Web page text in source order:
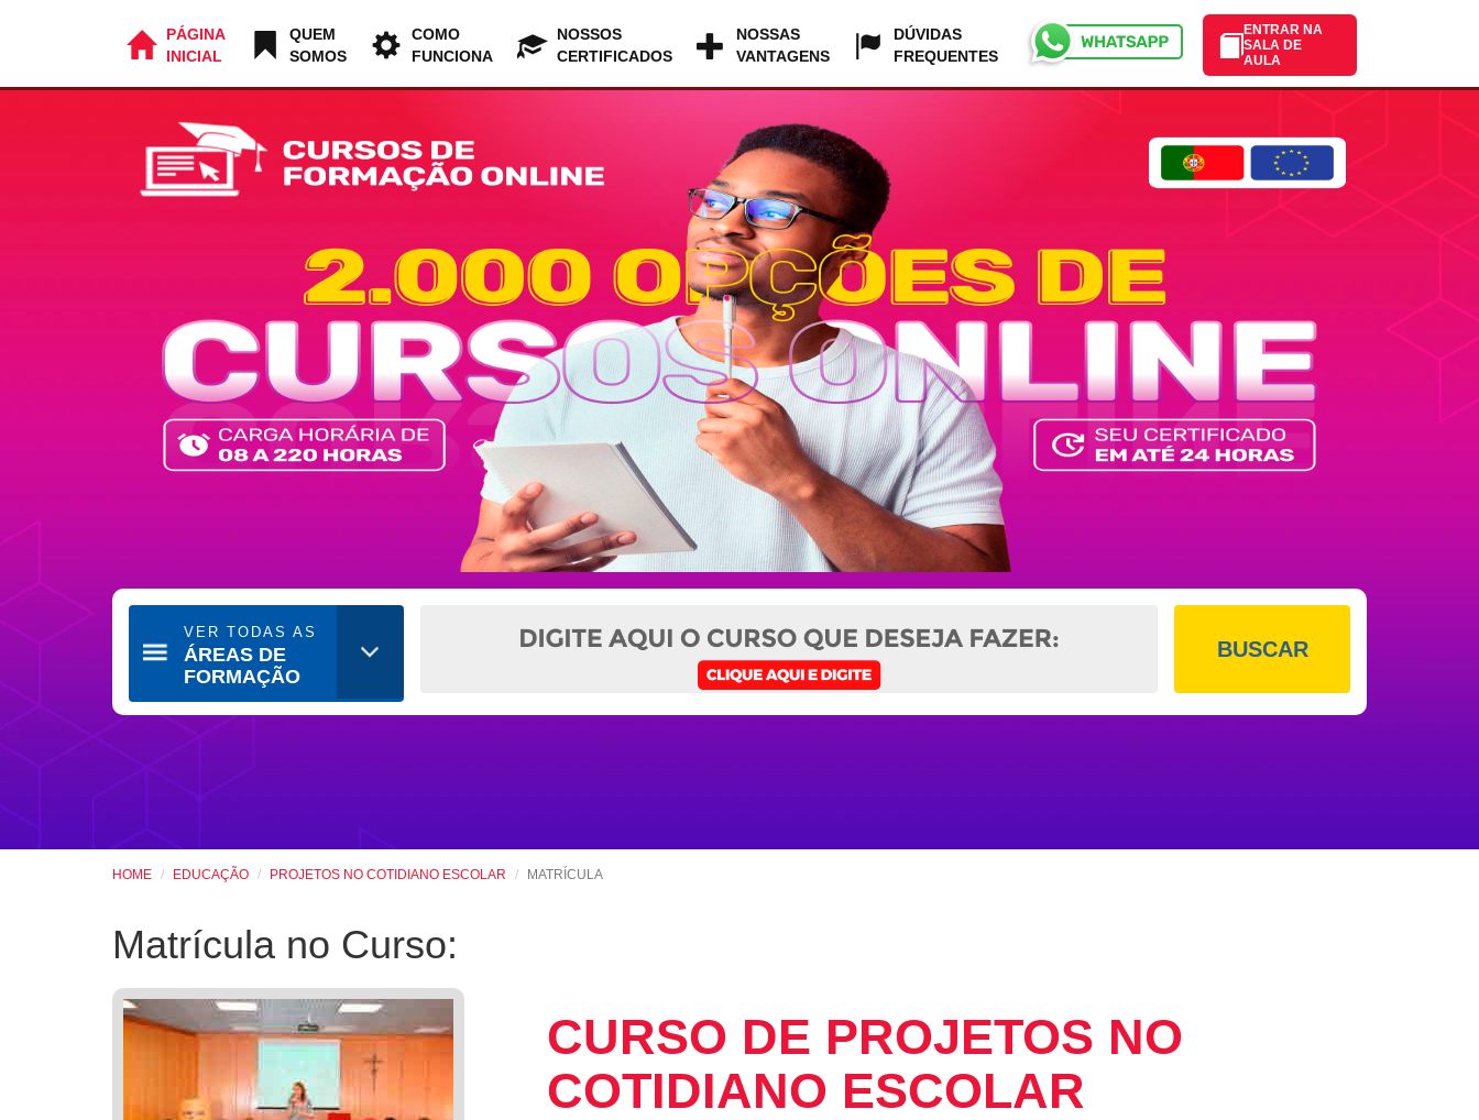
PÁGINA
INICIAL
QUEM
SOMOS
COMO
FUNCIONA
NOSSOS
CERTIFICADOS
NOSSAS
VANTAGENS
DÚVIDAS
FREQUENTES
ENTRAR NA
SALA DE
AULA
VER TODAS AS
ÁREAS DE
FORMAÇÃO
BUSCAR
HOME EDUCAÇÃO PROJETOS NO COTIDIANO ESCOLAR MATRÍCULA
Matrícula no Curso:
CURSO DE PROJETOS NO
COTIDIANO ESCOLAR